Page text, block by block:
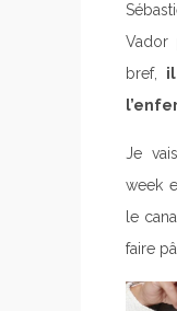
Vador
bref,
Je
week
le
faire